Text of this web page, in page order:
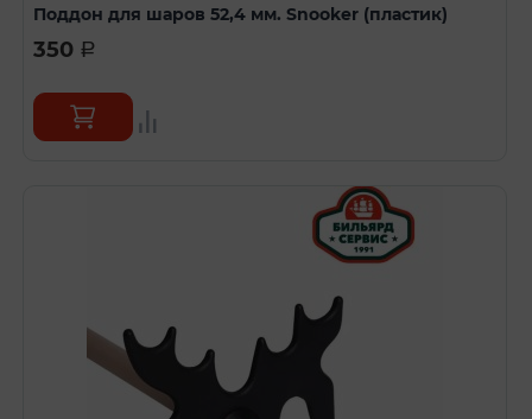
Поддон для шаров 52,4 мм. Snooker (пластик)
350 a